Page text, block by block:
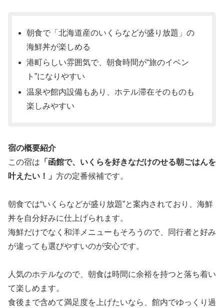
朝食で「北海道産のいくらなどが盛り放題」の
海鮮丼が楽しめる
港町らしい雰囲気で、朝食時間が“旅のイベン
ト”になりやすい
温泉や館内設備もあり、ホテル滞在そのものも
楽しみやすい
宿の概要紹介
この宿は 「函館で、いくらを好きなだけのせる朝ごはんを
叶えたい！」 方の定番候補です。
朝食では“いくらなどが盛り放題”と案内されており、海鮮
丼を自分好みに仕上げられます。
海鮮だけでなく和洋メニューもそろうので、同行者と好み
が違っても選びやすいのが安心です。
人気のホテルなので、朝食は時間に余裕を持つと落ち着い
て楽しめます。
食後まで含めて満足度を上げたいなら、館内でゆっくり過